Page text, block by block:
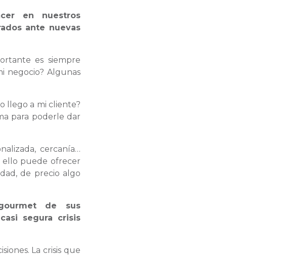
en nuestros
ante nuevas
es siempre
negocio? Algunas
llego a mi cliente?
para poderle dar
cercanía…
ello puede ofrecer
de precio algo
de sus
segura crisis
La crisis que